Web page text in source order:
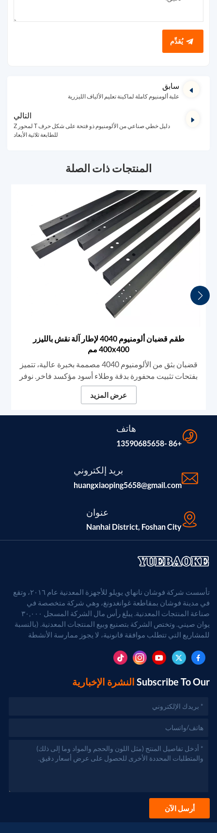
يُقدِّم
سابق
علبة ألومنيوم كاملة لماكينة تعليم الألياف الليزرية
التالي
دليل خطي صناعي من الألومنيوم ذو فتحة على شكل حرف T لمحور Z
للطابعة ثلاثية الأبعاد
المنتجات ذات الصلة
طقم قضبان ألومنيوم 4040 لإطار آلة نقش بالليزر
400x400 مم
قضبان بثق من الألومنيوم 4040 مصممة بخبرة عالية، تتميز
بفتحات تثبيت محفورة بدقة وطلاء أسود مؤكسد فاخر. نوفر
مكونات هيكلية متينة مصممة خصيصًا لأجهزة النقش بالليزر
عالية الثبات وإطارات CNC، مما يضمن صلابة لا مثيل لهاعرض المزيد
هاتف
+86 -13590685658
بريد إلكتروني
huangxiaoping5658@gmail.com
عنوان
Nanhai District, Foshan City
تأسست شركة فوشان نانهاي يويلو للأجهزة المعدنية عام ٢٠١٦، وتقع
في مدينة فوشان بمقاطعة غوانغدونغ، وهي شركة متخصصة في
صناعة المنتجات المعدنية. يبلغ رأس مال الشركة المسجل ٣٠,٠٠٠
يوان صيني. وتختص الشركة بتصنيع وبيع المنتجات المعدنية. (بالنسبة
للمشاريع التي تتطلب موافقة قانونية، لا يجوز ممارسة الأنشطة
Subscribe To Our النشرة الإخبارية
أرسل الآن